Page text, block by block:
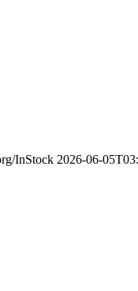
InStock 2026-06-